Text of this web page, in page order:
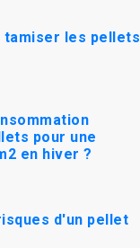
les pellets
pour une
en hiver ?
d'un pellet